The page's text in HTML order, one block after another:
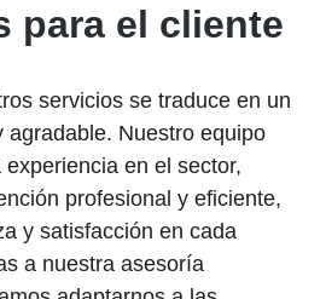
para el cliente
servicios se traduce en un
agradable. Nuestro equipo
en el sector,
profesional y eficiente,
y satisfacción en cada
a nuestra asesoría